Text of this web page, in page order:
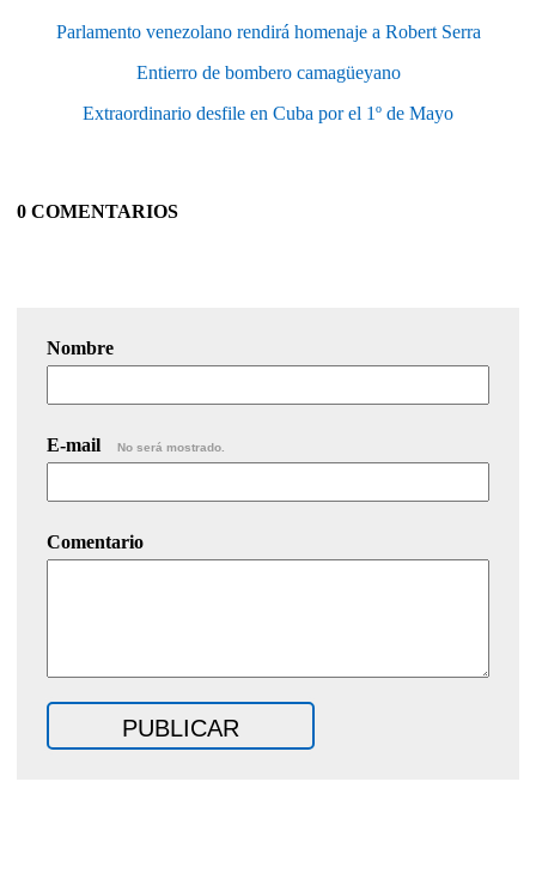
Parlamento venezolano rendirá homenaje a Robert Serra
Entierro de bombero camagüeyano
Extraordinario desfile en Cuba por el 1º de Mayo
0 COMENTARIOS
Nombre
E-mail No será mostrado.
Comentario